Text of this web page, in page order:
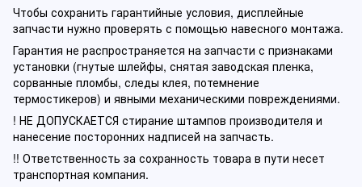
Чтобы сохранить гарантийные условия, дисплейные
запчасти нужно проверять с помощью навесного монтажа.
Гарантия не распространяется на запчасти с признаками
установки (гнутые шлейфы, снятая заводская пленка,
сорванные пломбы, следы клея, потемнение
термостикеров) и явными механическими повреждениями.
! НЕ ДОПУСКАЕТСЯ стирание штампов производителя и
нанесение посторонних надписей на запчасть.
!! Ответственность за сохранность товара в пути несет
транспортная компания.